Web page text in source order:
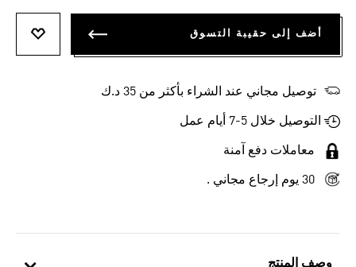
وصف المنتج
أضف إلى حقيبة التسوق
توصيل مجاني عند الشراء بأكثر من 35 د.ك
التوصيل خلال 5-7 أيام عمل
معاملات دفع آمنة